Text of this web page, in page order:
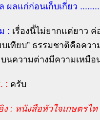
ผลแก่ก่อนเก็บเกี่ยว
: เรื่องนี้ไม่ยากแต่ยาว ค่
บเทียบ” ธรรมชาติคือคว
บนความต่างมีความเหมือ
: ครับ
ง : หนังสือหัวใจเกษตรไ